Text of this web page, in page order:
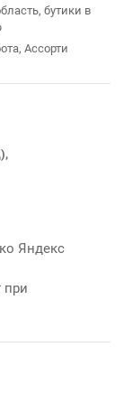
бутики в
Ассорти
Яндекс
при